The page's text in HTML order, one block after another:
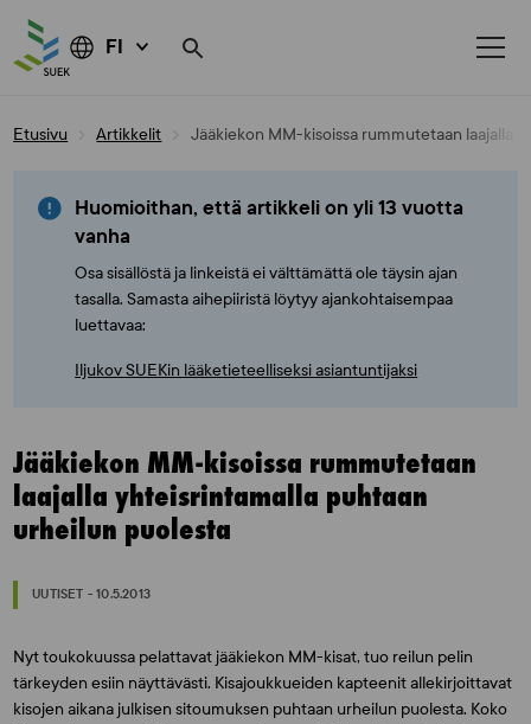
FI
Etusivu Artikkelit Jääkiekon MM-kisoissa rummutetaan laajalla
Huomioithan, että artikkeli on yli 13 vuotta
vanha
Osa sisällöstä ja linkeistä ei välttämättä ole täysin ajan
tasalla. Samasta aihepiiristä löytyy ajankohtaisempaa
luettavaa:
Iljukov SUEKin lääketieteelliseksi asiantuntijaksi
Jääkiekon MM-kisoissa rummutetaan
laajalla yhteisrintamalla puhtaan
urheilun puolesta
UUTISET - 10.5.2013
Nyt toukokuussa pelattavat jääkiekon MM-kisat, tuo reilun pelin
tärkeyden esiin näyttävästi. Kisajoukkueiden kapteenit allekirjoittavat
kisojen aikana julkisen sitoumuksen puhtaan urheilun puolesta. Koko